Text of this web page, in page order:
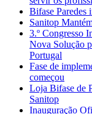
Bifase Paredes
Sanitop
3.º Congresso
Nova Solução
Portugal
Fase de
começou
Loja Bifase de
Sanitop
Inauguração